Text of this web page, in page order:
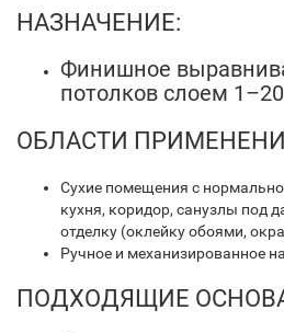
НАЗНАЧЕНИЕ:
Финишное
потолков слоем
ОБЛАСТИ
Сухие помещения с
кухня, коридор, санузлы под
отделку (оклейку обоями,
Ручное и механизированное
ПОДХОДЯЩИЕ